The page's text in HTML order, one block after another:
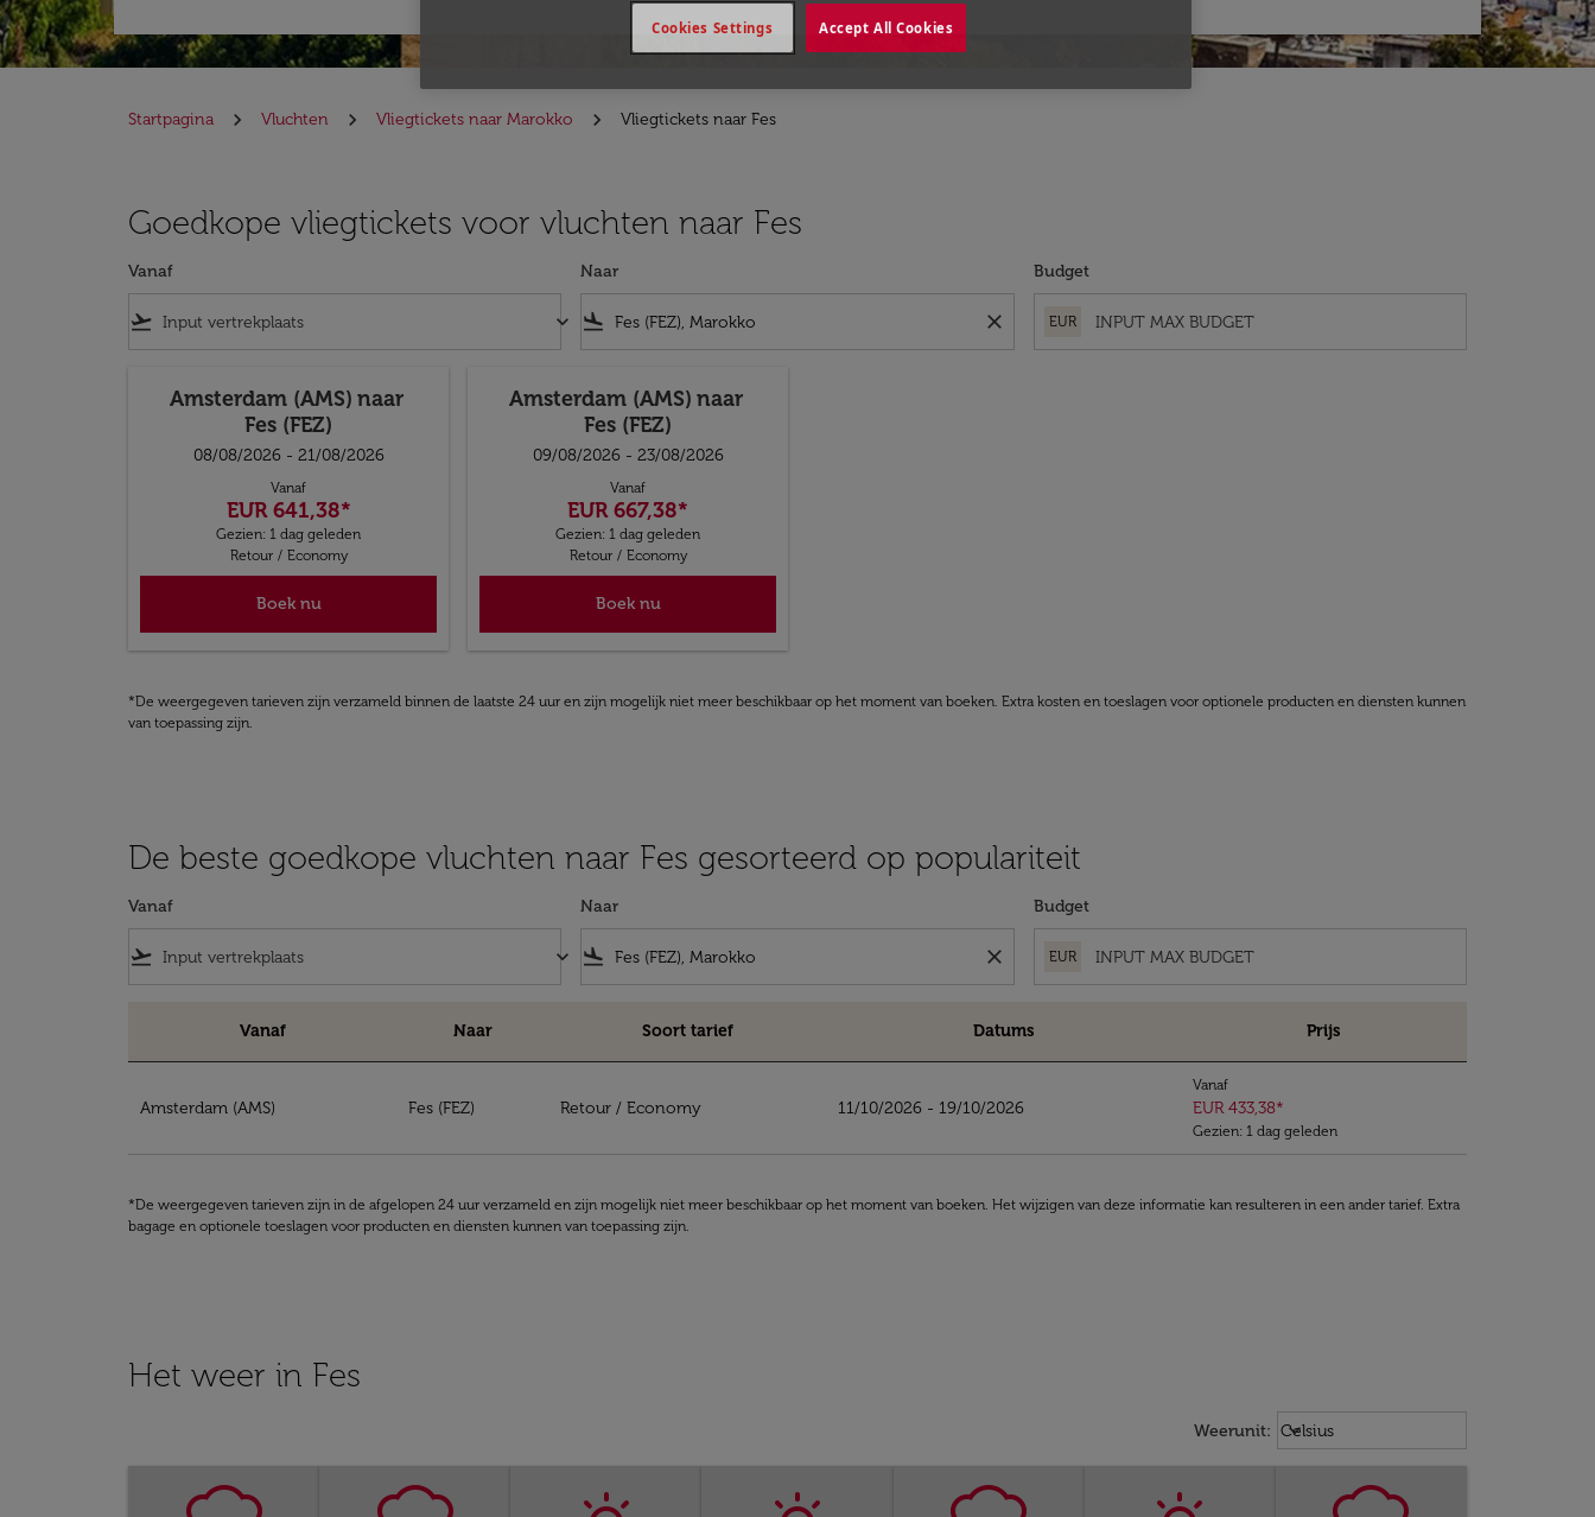
Startpagina Vluchten Vliegtickets naar Marokko Vliegtickets naar Fes
Goedkope vliegtickets voor vluchten naar Fes
Vanaf
flight_takeoff keyboard_arrow_down
Naar
flight_land close
Budget
EUR
Amsterdam (AMS) naar
Fes (FEZ)
08/08/2026 - 21/08/2026
Vanaf
EUR 641,38*
Gezien: 1 dag geleden
Retour / Economy
Boek nu
Amsterdam (AMS) naar
Fes (FEZ)
09/08/2026 - 23/08/2026
Vanaf
EUR 667,38*
Gezien: 1 dag geleden
Retour / Economy
Boek nu
*De weergegeven tarieven zijn verzameld binnen de laatste 24 uur en zijn mogelijk niet meer beschikbaar op het moment van boeken. Extra kosten en toeslagen voor optionele producten en diensten kunnen
van toepassing zijn.
De beste goedkope vluchten naar Fes gesorteerd op populariteit
Vanaf
flight_takeoff keyboard_arrow_down
Naar
flight_land close
Budget
EUR
Vanaf Naar Soort tarief Datums Prijs
Amsterdam (AMS) Fes (FEZ) Retour / Economy 11/10/2026 - 19/10/2026
Vanaf
EUR 433,38*
Gezien: 1 dag geleden
*De weergegeven tarieven zijn in de afgelopen 24 uur verzameld en zijn mogelijk niet meer beschikbaar op het moment van boeken. Het wijzigen van deze informatie kan resulteren in een ander tarief. Extra
bagage en optionele toeslagen voor producten en diensten kunnen van toepassing zijn.
Het weer in Fes
Weerunit: Weather unit option Celsius
Celsius
keyboard_arrow_down
Accept All Cookies
Cookies Settings